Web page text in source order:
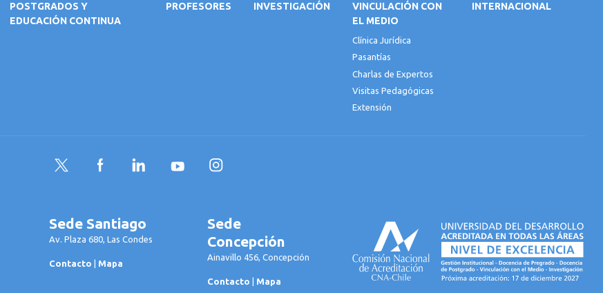
POSTGRADOS Y
EDUCACIÓN CONTINUA
PROFESORES INVESTIGACIÓN
VINCULACIÓN CON
EL MEDIO
Clínica Jurídica
Pasantías
Charlas de Expertos
Visitas Pedagógicas
Extensión
INTERNACIONAL
Twitter FacebookLinkedInYouTubeInstagram
Sede Santiago
Av. Plaza 680, Las Condes
Contacto | Mapa
Sede
Concepción
Ainavillo 456, Concepción
Contacto | Mapa